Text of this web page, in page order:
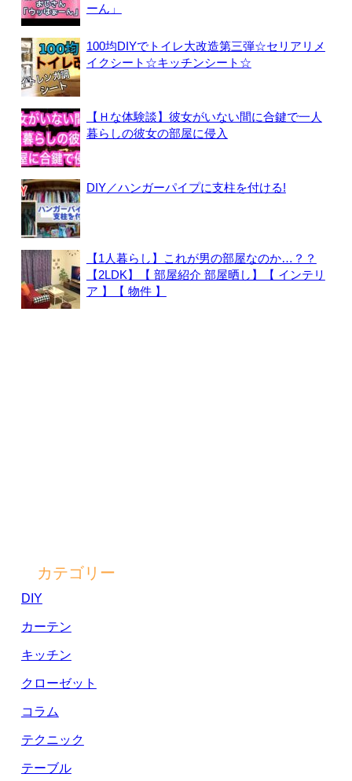
ーん」
100均DIYでトイレ大改造第三弾☆セリアリメ
イクシート☆キッチンシート☆
【Ｈな体験談】彼女がいない間に合鍵で一人
暮らしの彼女の部屋に侵入
DIY／ハンガーパイプに支柱を付ける!
【1人暮らし】これが男の部屋なのか…？？
【2LDK】【 部屋紹介 部屋晒し】【 インテリ
ア 】【 物件 】
カテゴリー
DIY
カーテン
キッチン
クローゼット
コラム
テクニック
テーブル